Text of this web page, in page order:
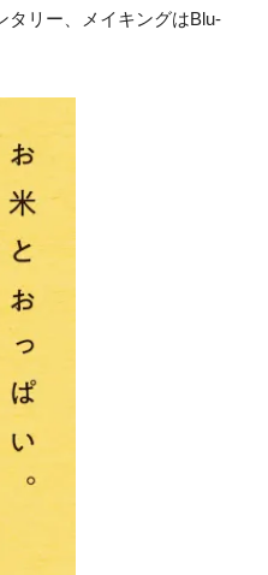
タリー、メイキングはBlu-